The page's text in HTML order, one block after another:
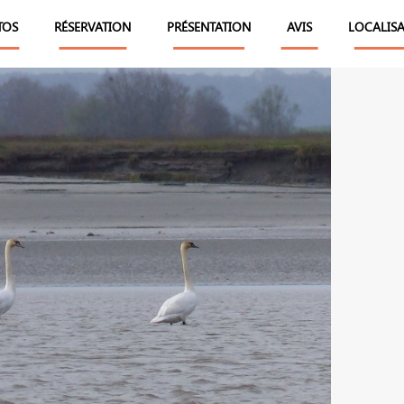
RÉSERVATION PRÉSENTATION AVIS